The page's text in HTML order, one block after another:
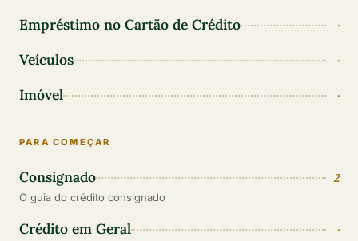
Empréstimo no Cartão de Crédito ·
Veículos ·
Imóvel ·
PARA COMEÇAR
Consignado 2
O guia do crédito consignado
Crédito em Geral ·